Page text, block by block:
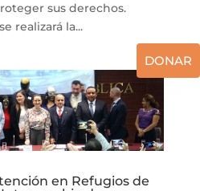
sus derechos.
realizará la...
en Refugios de
DONAR